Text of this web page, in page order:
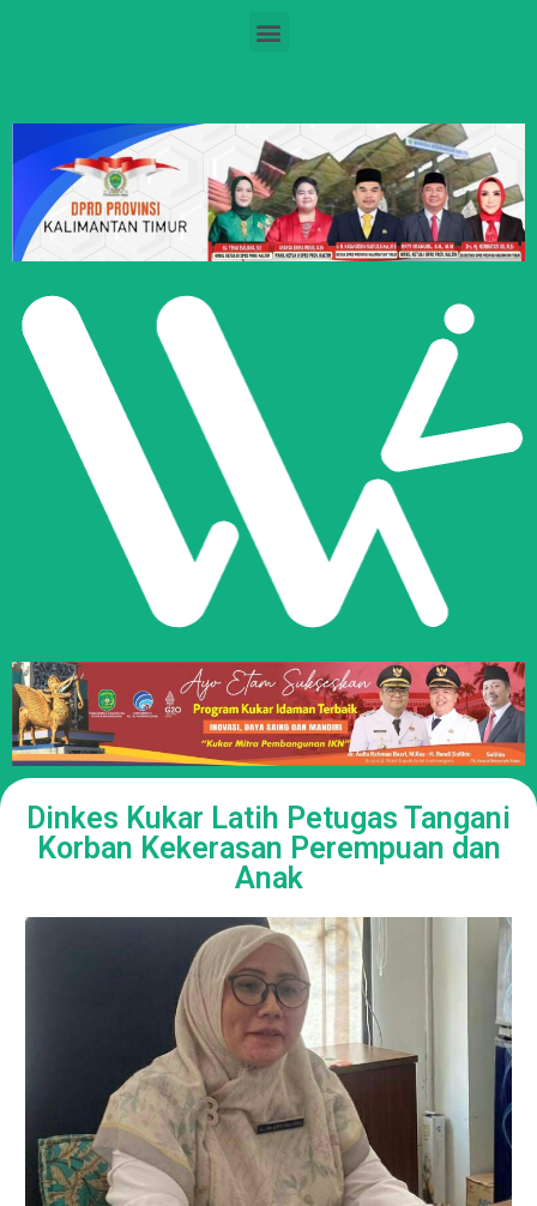
Dinkes Kukar Latih Petugas Tangani
Korban Kekerasan Perempuan dan
Anak